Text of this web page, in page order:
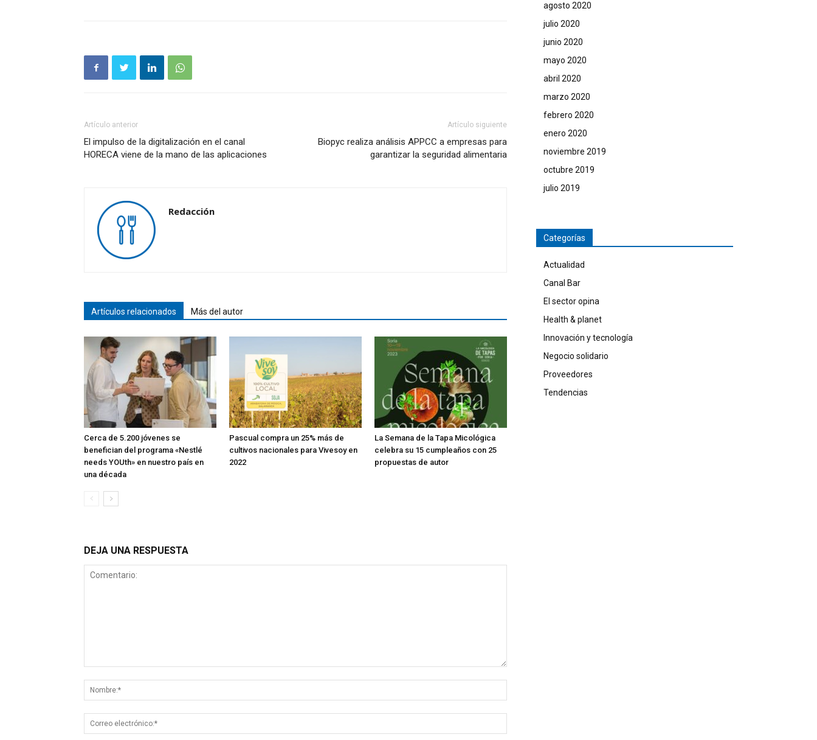
Artículo anterior
El impulso de la digitalización en el canal
HORECA viene de la mano de las aplicaciones
Artículo siguiente
Biopyc realiza análisis APPCC a empresas para
garantizar la seguridad alimentaria
Redacción
Artículos relacionados Más del autor
Cerca de 5.200 jóvenes se
benefician del programa «Nestlé
needs YOUth» en nuestro país en
una década
Pascual compra un 25% más de
cultivos nacionales para Vivesoy en
2022
La Semana de la Tapa Micológica
celebra su 15 cumpleaños con 25
propuestas de autor
DEJA UNA RESPUESTA
agosto 2020
julio 2020
junio 2020
mayo 2020
abril 2020
marzo 2020
febrero 2020
enero 2020
noviembre 2019
octubre 2019
julio 2019
Categorías
Actualidad
Canal Bar
El sector opina
Health & planet
Innovación y tecnología
Negocio solidario
Proveedores
Tendencias